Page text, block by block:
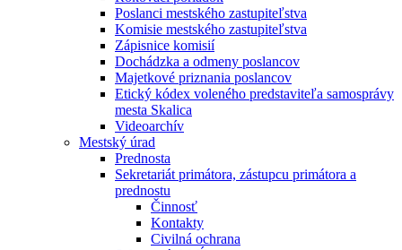
Poslanci mestského zastupiteľstva
Komisie mestského zastupiteľstva
Zápisnice komisií
Dochádzka a odmeny poslancov
Majetkové priznania poslancov
Etický kódex voleného predstaviteľa samosprávy
mesta Skalica
Videoarchív
Mestský úrad
Prednosta
Sekretariát primátora, zástupcu primátora a
prednostu
Činnosť
Kontakty
Civilná ochrana